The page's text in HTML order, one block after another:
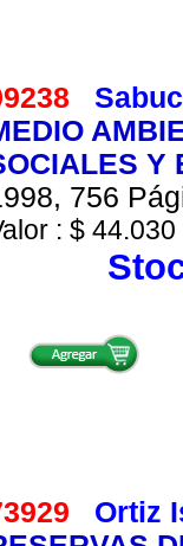
Y
756
: $
Ortiz